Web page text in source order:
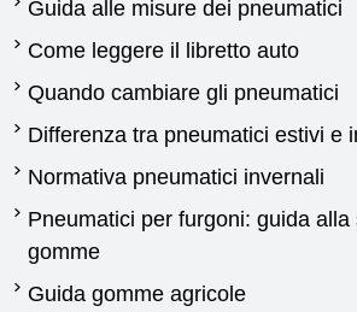
Guida alle misure dei pneumatici
Come leggere il libretto auto
Quando cambiare gli pneumatici
Differenza tra pneumatici estivi e
Normativa pneumatici invernali
Pneumatici per furgoni: guida alla
gomme
Guida gomme agricole